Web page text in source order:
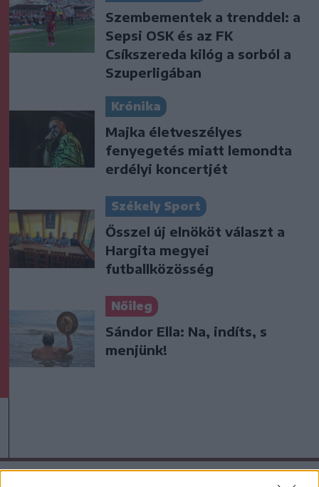
Szembementek a trenddel: a
Sepsi OSK és az FK
Csíkszereda kilóg a sorból a
Szuperligában
Krónika
Majka életveszélyes
fenyegetés miatt lemondta
erdélyi koncertjét
Székely Sport
Ősszel új elnököt választ a
Hargita megyei
futballközösség
Nőileg
Sándor Ella: Na, indíts, s
menjünk!